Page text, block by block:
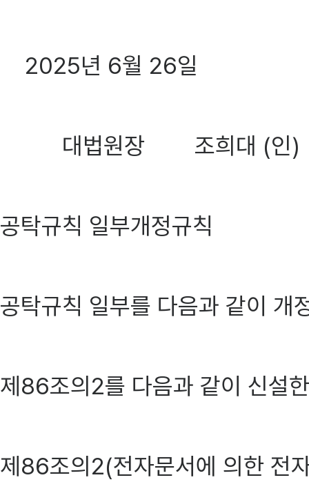
2025년 6월 26일
대법원장 조희대 (인)
공탁규칙 일부개정규칙
공탁규칙 일부를 다음과 같이 개
제86조의2를 다음과 같이 신설
제86조의2(전자문서에 의한 전